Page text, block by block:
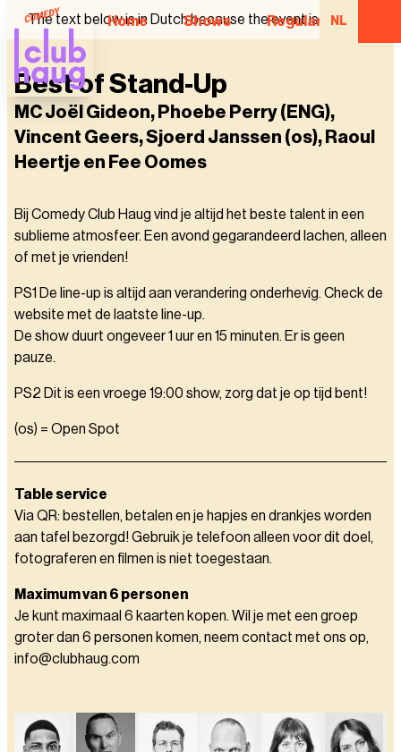
Home Shows Regular NL
The text below is in Dutch because the event is in Dutch.
Best of Stand-Up
MC Joël Gideon, Phoebe Perry (ENG),
Vincent Geers, Sjoerd Janssen (os), Raoul
Heertje en Fee Oomes
Bij Comedy Club Haug vind je altijd het beste talent in een
sublieme atmosfeer. Een avond gegarandeerd lachen, alleen
of met je vrienden!
PS1 De line-up is altijd aan verandering onderhevig. Check de
website met de laatste line-up.
De show duurt ongeveer 1 uur en 15 minuten. Er is geen
pauze.
PS2 Dit is een vroege 19:00 show, zorg dat je op tijd bent!
(os) = Open Spot
Table service
Via QR: bestellen, betalen en je hapjes en drankjes worden
aan tafel bezorgd! Gebruik je telefoon alleen voor dit doel,
fotograferen en filmen is niet toegestaan.
Maximum van 6 personen
Je kunt maximaal 6 kaarten kopen. Wil je met een groep
groter dan 6 personen komen, neem contact met ons op,
info@clubhaug.com